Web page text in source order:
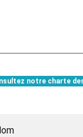
notre charte